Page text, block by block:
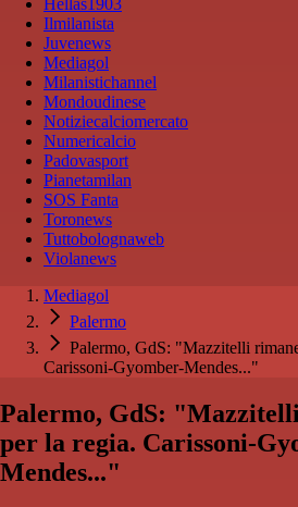
Hellas1903
Ilmilanista
Juvenews
Mediagol
Milanistichannel
Mondoudinese
Notiziecalciomercato
Numericalcio
Padovasport
Pianetamilan
SOS Fanta
Toronews
Tuttobolognaweb
Violanews
Mediagol
Palermo
Palermo, GdS: "Mazzitelli
Carissoni-Gyomber-Mendes..."
Palermo, GdS:
per la regia. Carissoni-
Mendes..."